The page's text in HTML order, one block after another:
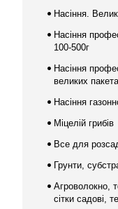
Насіння.
Насіння
100-500г
Насіння
великих
Насіння
Міцелій грибів
Все для
Грунти,
Агроволокно,
сітки садові,